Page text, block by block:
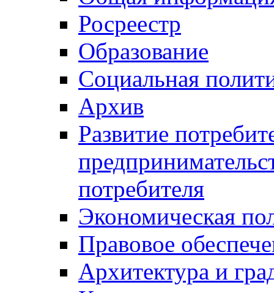
Росреестр
Образование
Социальная
Архив
Развитие
потребителя
Экономическая
Правовое
Архитектура и